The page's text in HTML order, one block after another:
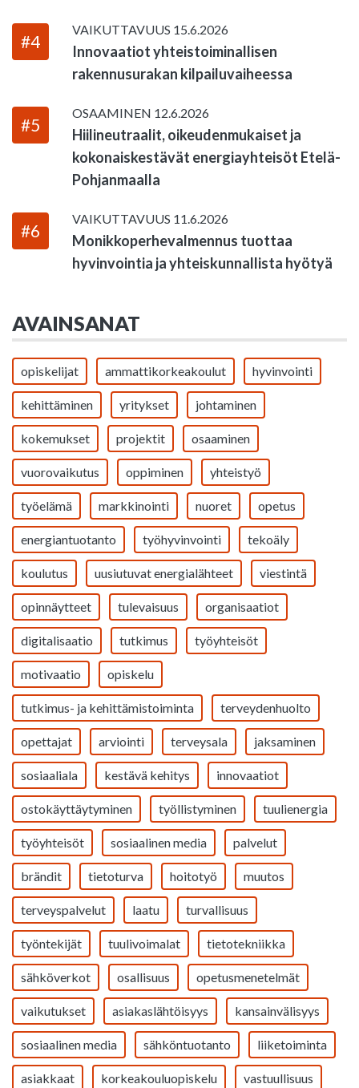
#4
VAIKUTTAVUUS 15.6.2026
Innovaatiot yhteistoiminallisen
rakennusurakan kilpailuvaiheessa
#5
OSAAMINEN 12.6.2026
Hiilineutraalit, oikeudenmukaiset ja
kokonaiskestävät energiayhteisöt Etelä-
Pohjanmaalla
#6
VAIKUTTAVUUS 11.6.2026
Monikkoperhevalmennus tuottaa
hyvinvointia ja yhteiskunnallista hyötyä
AVAINSANAT
opiskelijat ammattikorkeakoulut hyvinvointi
kehittäminen yritykset johtaminen
kokemukset projektit osaaminen
vuorovaikutus oppiminen yhteistyö
työelämä markkinointi nuoret opetus
energiantuotanto työhyvinvointi tekoäly
koulutus uusiutuvat energialähteet viestintä
opinnäytteet tulevaisuus organisaatiot
digitalisaatio tutkimus työyhteisöt
motivaatio opiskelu
tutkimus- ja kehittämistoiminta terveydenhuolto
opettajat arviointi terveysala jaksaminen
sosiaaliala kestävä kehitys innovaatiot
ostokäyttäytyminen työllistyminen tuulienergia
työyhteisöt sosiaalinen media palvelut
brändit tietoturva hoitotyö muutos
terveyspalvelut laatu turvallisuus
työntekijät tuulivoimalat tietotekniikka
sähköverkot osallisuus opetusmenetelmät
vaikutukset asiakaslähtöisyys kansainvälisyys
sosiaalinen media sähköntuotanto liiketoiminta
asiakkaat korkeakouluopiskelu vastuullisuus